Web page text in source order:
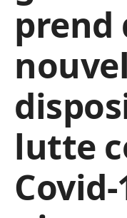
prend
lutte
Covid-